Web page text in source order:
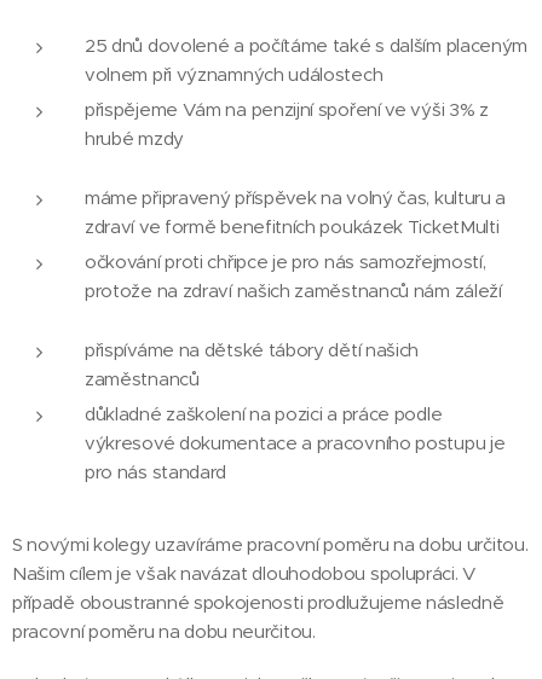
25 dnů dovolené a počítáme také s dalším placeným
volnem při významných událostech
přispějeme Vám na penzijní spoření ve výši 3% z
hrubé mzdy
máme připravený příspěvek na volný čas, kulturu a
zdraví ve formě benefitních poukázek TicketMulti
očkování proti chřipce je pro nás samozřejmostí,
protože na zdraví našich zaměstnanců nám záleží
přispíváme na dětské tábory dětí našich
zaměstnanců
důkladné zaškolení na pozici a práce podle
výkresové dokumentace a pracovního postupu je
pro nás standard
S novými kolegy uzavíráme pracovní poměru na dobu určitou.
Našim cílem je však navázat dlouhodobou spolupráci. V
případě oboustranné spokojenosti prodlužujeme následně
pracovní poměru na dobu neurčitou.